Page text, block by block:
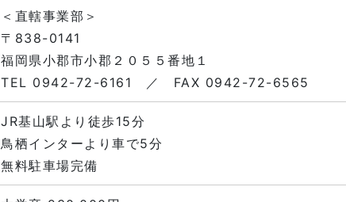
＜直轄事業部＞
〒838-0141
福岡県小郡市小郡２０５５番地１
TEL 0942-72-6161 ／ FAX 0942-72-6565
JR基山駅より徒歩15分
鳥栖インターより車で5分
無料駐車場完備